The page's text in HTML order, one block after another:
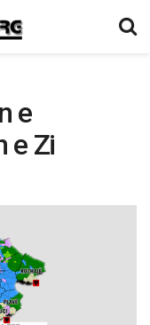
e
e Zi